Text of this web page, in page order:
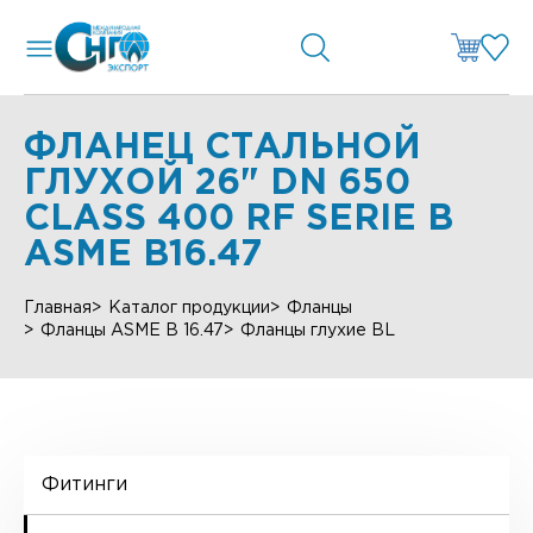
ФЛАНЕЦ СТАЛЬНОЙ
ГЛУХОЙ 26" DN 650
CLASS 400 RF SERIE B
ASME B16.47
Главная Каталог продукции
Фланцы
Фланцы ASME B 16.47
Фланцы глухие BL
Фитинги